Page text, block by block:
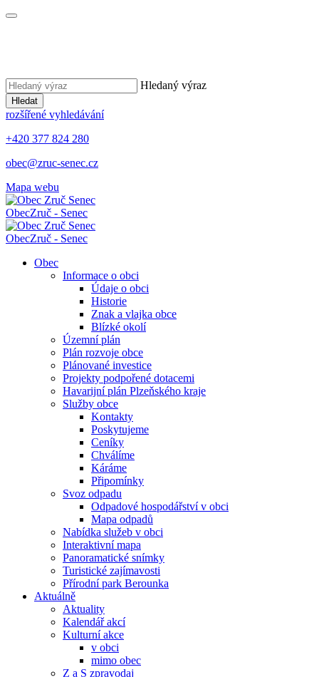
Hledaný výraz
Hledat
rozšířené vyhledávání
+420 377 824 280
obec@zruc-senec.cz
Mapa webu
ObecZruč - Senec
ObecZruč - Senec
Obec
Informace o obci
Údaje o obci
Historie
Znak a vlajka obce
Blízké okolí
Územní plán
Plán rozvoje obce
Plánované investice
Projekty podpořené dotacemi
Havarijní plán Plzeňského kraje
Služby obce
Kontakty
Poskytujeme
Ceníky
Chválíme
Káráme
Připomínky
Svoz odpadu
Odpadové hospodářství v obci
Mapa odpadů
Nabídka služeb v obci
Interaktivní mapa
Panoramatické snímky
Turistické zajímavosti
Přírodní park Berounka
Aktuálně
Aktuality
Kalendář akcí
Kulturní akce
v obci
mimo obec
Z a S zpravodaj